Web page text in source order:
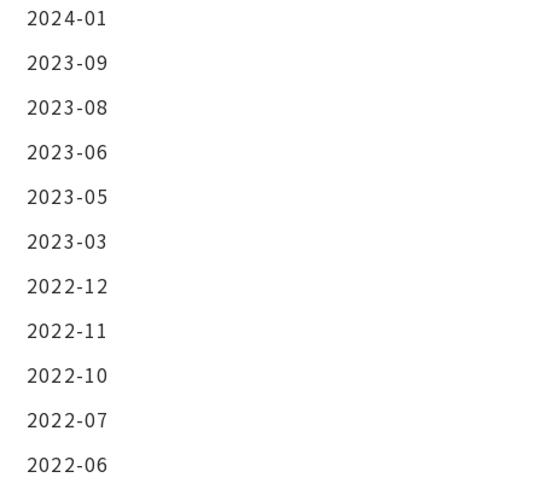
2024-01
2023-09
2023-08
2023-06
2023-05
2023-03
2022-12
2022-11
2022-10
2022-07
2022-06